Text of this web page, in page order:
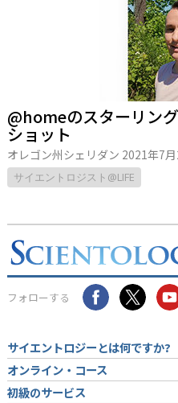
@homeのスターリン
ショット
オレゴン州シェリダン 2021年7
サイエントロジスト@LIFE
フォローする
サイエントロジーとは何ですか?
オンライン・コース
初級のサービス